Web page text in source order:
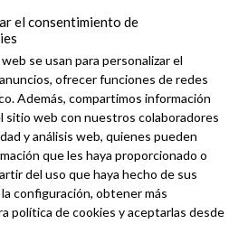
el consentimiento de
se usan para personalizar el
ofrecer funciones de redes
Además, compartimos información
sitio web con nuestros colaboradores
y análisis web, quienes pueden
que les haya proporcionado o
del uso que haya hecho de sus
configuración, obtener más
política de cookies y aceptarlas desde